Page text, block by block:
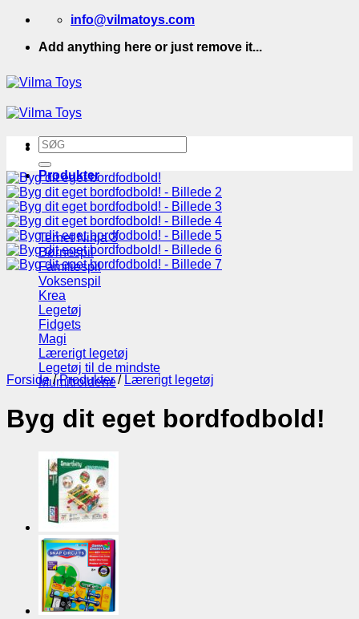
Fortsæt
indhold
info@vilmatoys.com
Add anything here or just remove it...
Produkter
Ternet Ninja 3
Børnespil
Familiespil
Voksenspil
Krea
Legetøj
Fidgets
Magi
Lærerigt legetøj
Legetøj til de mindste
Mumitroldene
Søg
efter:
Forside / Produkter / Lærerigt legetøj
Byg dit eget bordfodbold!